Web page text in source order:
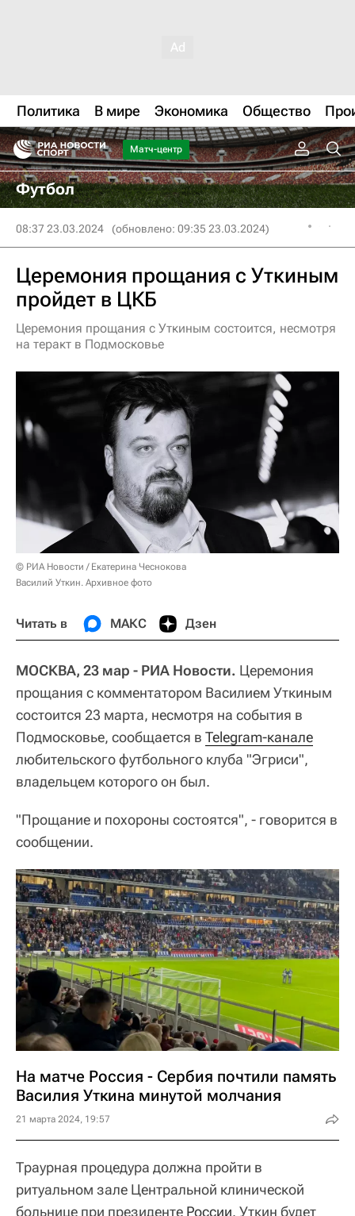
Политика В мире Экономика Общество
Матч-центр
Футбол
08:37 23.03.2024 (обновлено: 09:35 23.03.2024)
Церемония прощания с Уткиным
пройдет в ЦКБ
Церемония прощания с Уткиным состоится, несмотря
на теракт в Подмосковье
© РИА Новости / Екатерина Чеснокова
Василий Уткин. Архивное фото
Читать в МАКС Дзен
МОСКВА, 23 мар - РИА Новости. Церемония
прощания с комментатором Василием Уткиным
состоится 23 марта, несмотря на события в
Подмосковье, сообщается в Telegram-канале
любительского футбольного клуба "Эгриси",
владельцем которого он был.
"Прощание и похороны состоятся", - говорится в
сообщении.
На матче Россия - Сербия почтили память
Василия Уткина минутой молчания
21 марта 2024, 19:57
Траурная процедура должна пройти в
ритуальном зале Центральной клинической
больнице при президенте России. Уткин будет